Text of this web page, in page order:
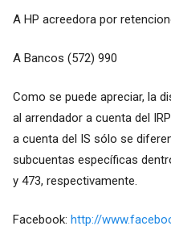
A HP acreedora por
A Bancos (572) 990
Como se puede apreciar, la
al arrendador a cuenta del
a cuenta del IS sólo se
subcuentas específicas
y 473, respectivamente.
Facebook: http://